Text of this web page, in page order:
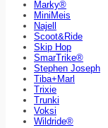
Marky®
MiniMeis
Najell
Scoot&Ride
Skip Hop
SmarTrike®
Stephen Joseph
Tiba+Marl
Trixie
Trunki
Voksi
Wildride®